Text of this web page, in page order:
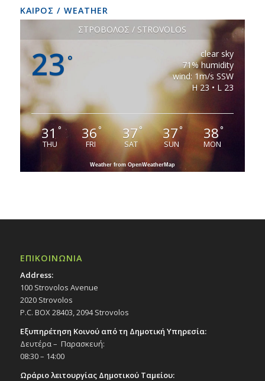
ΚΑΙΡΟΣ / WEATHER
ΣΤΡΟΒΟΛΟΣ / STROVOLOS
23 °
clear sky
71% humidity
wind: 1m/s SSW
H 23 • L 23
31 °
THU
36°
FRI
37°
SAT
37°
SUN
38°
MON
Weather from OpenWeatherMap
ΕΠΙΚΟΙΝΩΝΙΑ
Address:
100 Strovolos Avenue
2020 Strovolos
P.C. BOX 28403, 2094 Strovolos
Εξυπηρέτηση Κοινού από τη Δημοτική Υπηρεσία:
Δευτέρα – Παρασκευή:
08:30 – 14:00
Ωράριο λειτουργίας Δημοτικού Ταμείου: